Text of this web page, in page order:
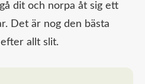
dit och norpa åt sig ett
Det är nog den bästa
allt slit.